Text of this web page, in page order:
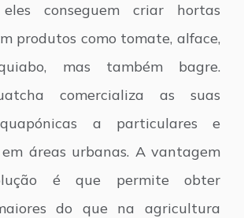
conseguem criar hortas
produtos como tomate, alface,
mas também bagre.
comercializa as suas
a particulares e
em áreas urbanas. A vantagem
é que permite obter
do que na agricultura